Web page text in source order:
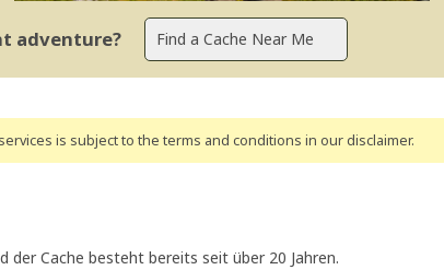
adventure?
is subject to the terms and conditions in our disclaimer.
der Cache besteht bereits seit über 20 Jahren.